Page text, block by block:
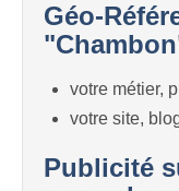
Géo-
votre métier,
votre site,
Publicité